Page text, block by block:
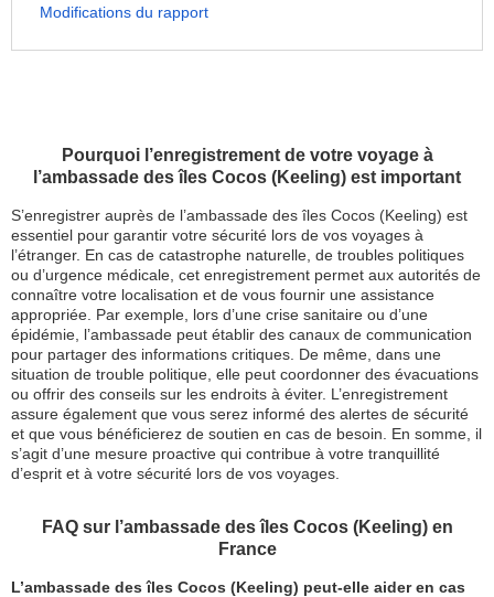
Pourquoi l’enregistrement de votre voyage à
l’ambassade des îles Cocos (Keeling) est important
S’enregistrer auprès de l’ambassade des îles Cocos (Keeling) est
essentiel pour garantir votre sécurité lors de vos voyages à
l’étranger. En cas de catastrophe naturelle, de troubles politiques
ou d’urgence médicale, cet enregistrement permet aux autorités de
connaître votre localisation et de vous fournir une assistance
appropriée. Par exemple, lors d’une crise sanitaire ou d’une
épidémie, l’ambassade peut établir des canaux de communication
pour partager des informations critiques. De même, dans une
situation de trouble politique, elle peut coordonner des évacuations
ou offrir des conseils sur les endroits à éviter. L’enregistrement
assure également que vous serez informé des alertes de sécurité
et que vous bénéficierez de soutien en cas de besoin. En somme, il
s’agit d’une mesure proactive qui contribue à votre tranquillité
d’esprit et à votre sécurité lors de vos voyages.
FAQ sur l’ambassade des îles Cocos (Keeling) en
France
L’ambassade des îles Cocos (Keeling) peut-elle aider en cas
Modifications du rapport